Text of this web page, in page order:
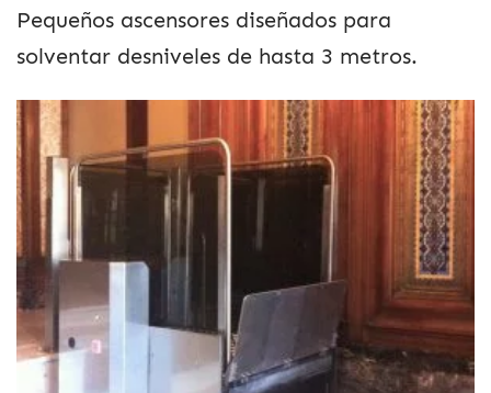
Pequeños ascensores diseñados para
solventar desniveles de hasta 3 metros.